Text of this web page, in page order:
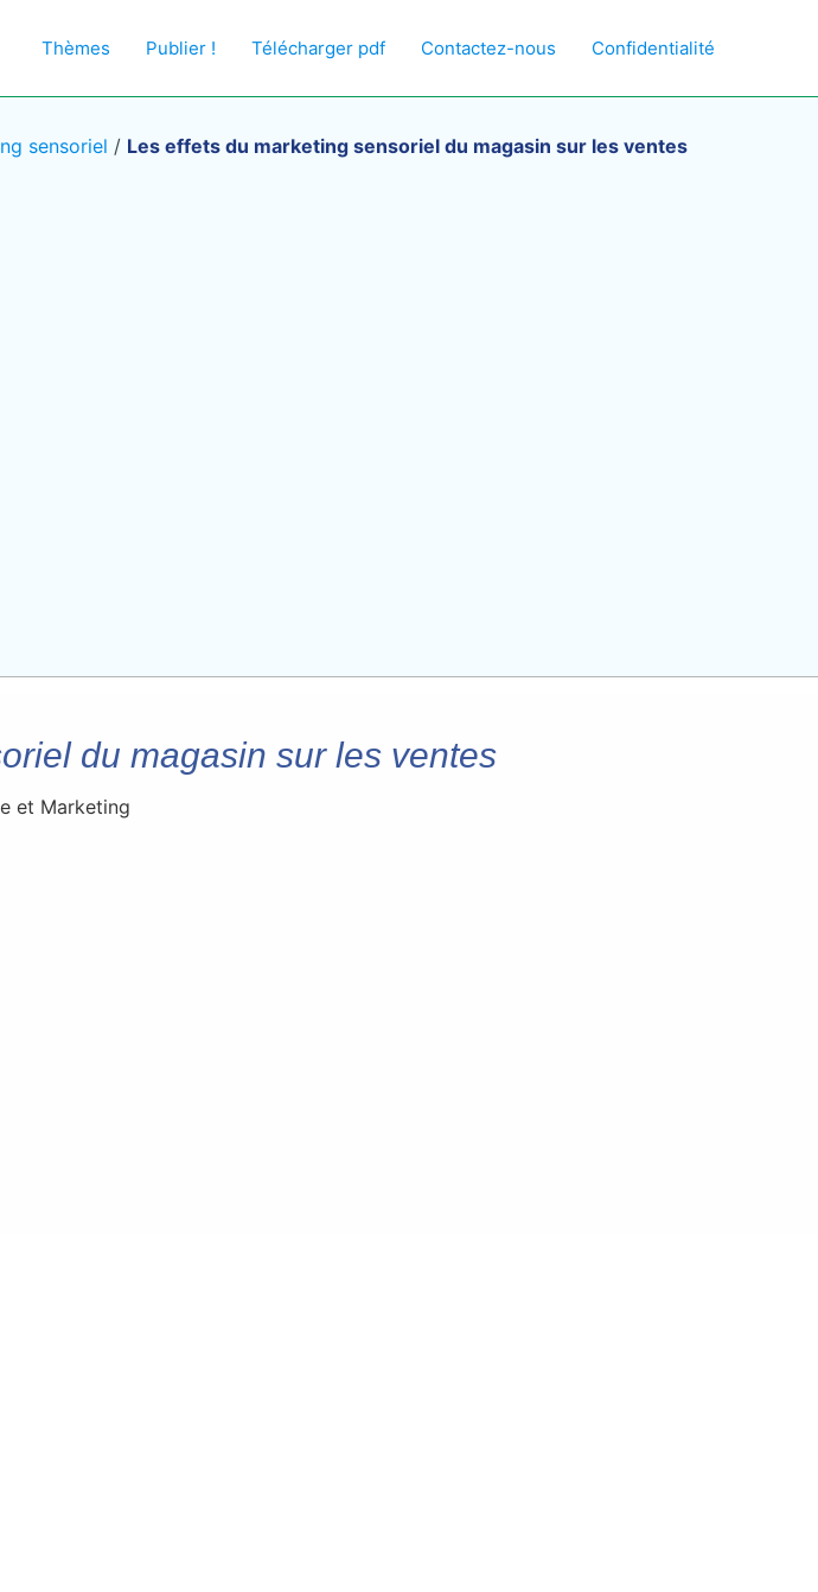
Thèmes Publier ! Télécharger pdf Contactez-nous Confidentialité
sensoriel / Les effets du marketing sensoriel du magasin sur les ventes
du magasin sur les ventes
et Marketing